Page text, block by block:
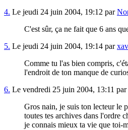
4. Le jeudi 24 juin 2004, 19:12 par
C'est sûr, ça ne fait que 6 ans
5. Le jeudi 24 juin 2004, 19:14 par
Comme tu l'as bien compris,
l'endroit de ton manque de
6. Le vendredi 25 juin 2004, 13:11 par
Gros nain, je suis ton lecteur le
toutes tes archives dans l'ordre
je connais mieux ta vie que toi-